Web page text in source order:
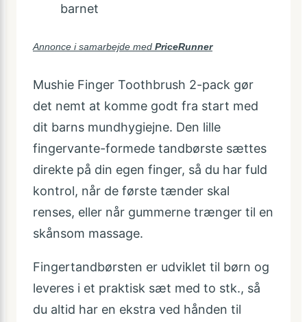
barnet
Annonce i samarbejde med PriceRunner
Mushie Finger Toothbrush 2-pack gør
det nemt at komme godt fra start med
dit barns mundhygiejne. Den lille
fingervante-formede tandbørste sættes
direkte på din egen finger, så du har fuld
kontrol, når de første tænder skal
renses, eller når gummerne trænger til en
skånsom massage.
Fingertandbørsten er udviklet til børn og
leveres i et praktisk sæt med to stk., så
du altid har en ekstra ved hånden til